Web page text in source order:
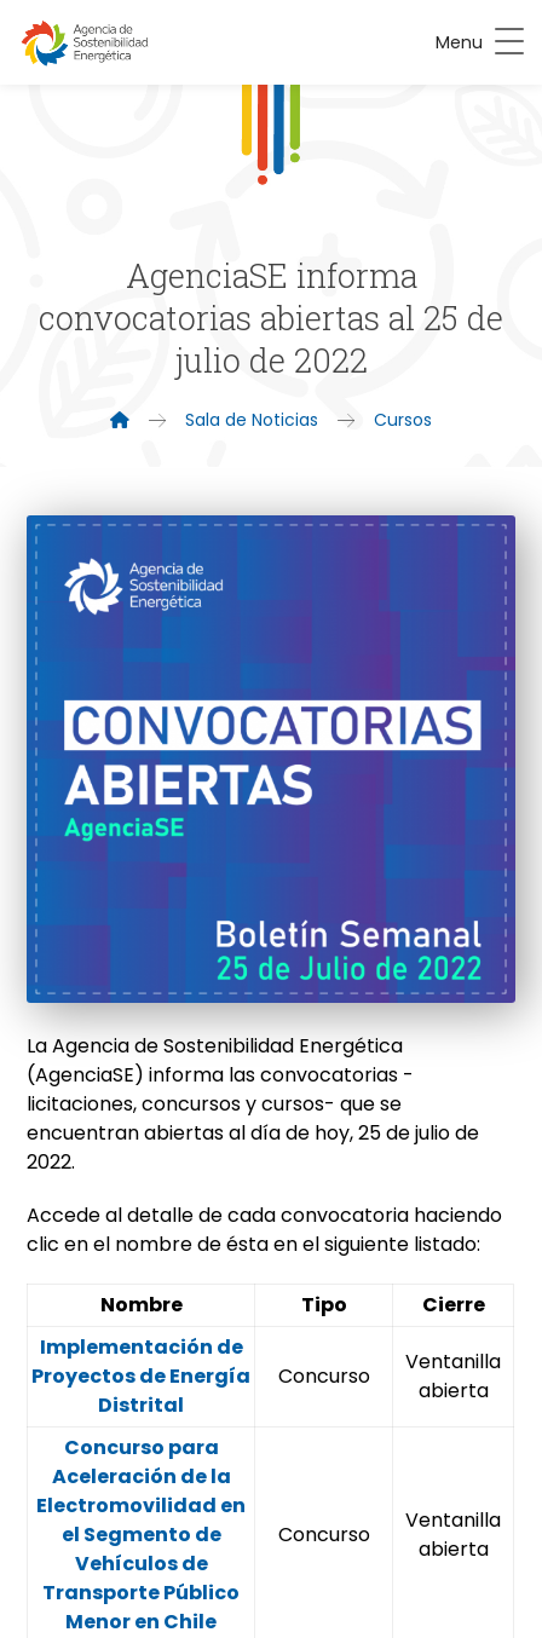
Menu
AgenciaSE informa
convocatorias abiertas al 25 de
julio de 2022
Sala de Noticias Cursos
La Agencia de Sostenibilidad Energética
(AgenciaSE) informa las convocatorias -
licitaciones, concursos y cursos- que se
encuentran abiertas al día de hoy, 25 de julio de
2022.
Accede al detalle de cada convocatoria haciendo
clic en el nombre de ésta en el siguiente listado:
Nombre Tipo
Cierre
Implementación de
Proyectos de Energía
Distrital
Concurso
Ventanilla
abierta
Concurso para
Aceleración de la
Electromovilidad en
el Segmento de
Vehículos de
Transporte Público
Menor en Chile
Concurso
Ventanilla
abierta